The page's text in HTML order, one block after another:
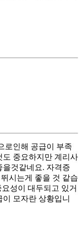
로인해 공급이 부족
도 중요하지만 계리사
을것같네요. 자격증
시는게 좋을 것 같습
성이 대두되고 있거
모자란 상황입니